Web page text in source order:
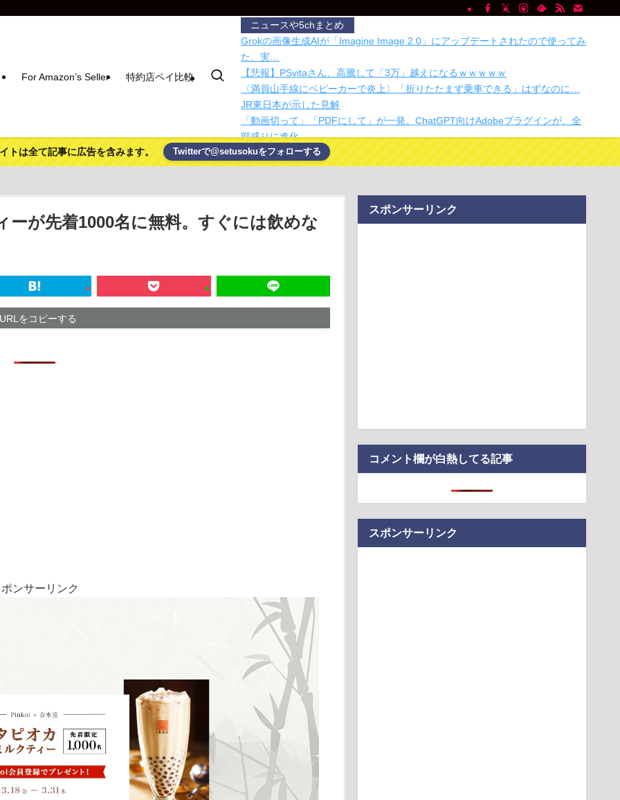
For Amazon’s Seller 特約店ペイ比較
ニュースや5chまとめ
Grokの画像生成AIが「Imagine Image 2.0」にアップデートされたので使ってみ
た、実…
【悲報】PSvitaさん、高騰して「3万」越えになるｗｗｗｗｗ
〈満員山手線にベビーカーで炎上〉「折りたたまず乗車できる」はずなのに…
JR東日本が示した見解
「動画切って」「PDFにして」が一発。ChatGPT向けAdobeプラグインが、全
部盛りに進化
AIにジムの予約を頼んだら予約ソフトウェアをハッキングして数カ月先まで予
約可能にしただけでなく順番待…
刺青の彫り師「スミ入れてるのは全員バカです」 ドタキャン当たり前、カネ
はない、挨拶もできない
2回線用意する必要なし！ 1台のスマホで2つの電話番号が持てるサービスをau
統合失調症って何がどうヤバいの？「現実」と「妄想」の境界が崩れるってマ
ジ？
グーグルの「Pixel 11」発表会、中条あやみさんら登場へ
トは全て記事に広告を含みます。 Twitterで@setusokuをフォローする
ーが先着1000名に無料。すぐには飲めな
URLをコピーする
ンサーリンク
スポンサーリンク
コメント欄が白熱してる記事
スポンサーリンク